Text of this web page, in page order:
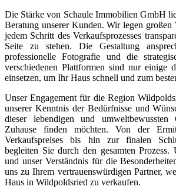
Die Stärke von Schaule Immobilien GmbH
Beratung unserer Kunden. Wir legen großen
jedem Schritt des Verkaufsprozesses
Seite zu stehen. Die Gestaltung
professionelle Fotografie und die
verschiedenen Plattformen sind nur einige
einsetzen, um Ihr Haus schnell und zum
Unser Engagement für die Region
unserer Kenntnis der Bedürfnisse und
dieser lebendigen und umweltbewussten
Zuhause finden möchten. Von der
Verkaufspreises bis hin zur finalen
begleiten Sie durch den gesamten Prozess.
und unser Verständnis für die
uns zu Ihrem vertrauenswürdigen Partner,
Haus in Wildpoldsried zu verkaufen.